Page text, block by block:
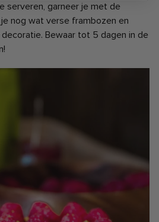
serveren, garneer je met de
nog wat verse frambozen en
Bewaar tot 5 dagen in de